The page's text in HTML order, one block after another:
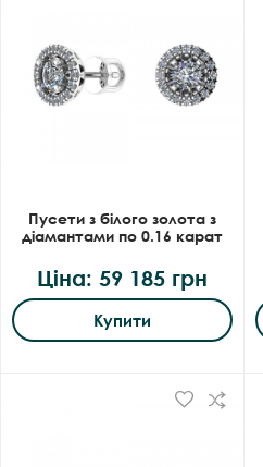
Пусети з білого золота з
діамантами по 0.16 карат
Ціна: 59 185 грн
Купити